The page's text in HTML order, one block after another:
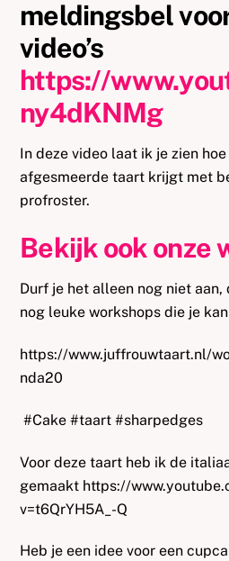
meldingsbel
video’s
https://
ny4dKNMg
In deze video laat ik je zien
afgesmeerde taart krijgt met
profroster.
Bekijk ook onze
Durf je het alleen nog niet aan,
nog leuke workshops die je
https://www.juffrouwtaart.nl/
nda20
#Cake #taart #sharpedges
Voor deze taart heb ik de
gemaakt https://
v=t6QrYH5A_-Q
Heb je een idee voor een